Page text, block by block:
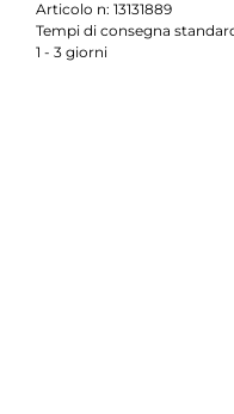
Articolo n: 13131889
Tempi di consegna
1 - 3 giorni